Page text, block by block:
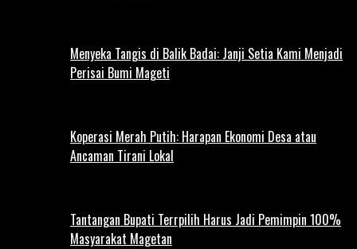
Menyeka Tangis di Balik Badai: Janji Setia Kami Menjadi
Perisai Bumi Mageti
Koperasi Merah Putih: Harapan Ekonomi Desa atau
Ancaman Tirani Lokal
Tantangan Bupati Terrpilih Harus Jadi Pemimpin 100%
Masyarakat Magetan